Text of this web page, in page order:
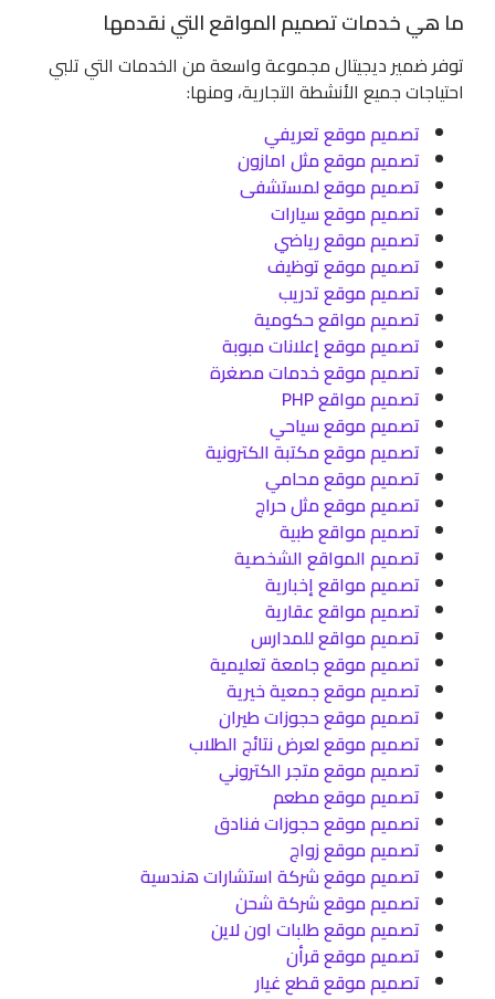
ما هي خدمات تصميم المواقع التي نقدمها
توفر ضمير ديجيتال مجموعة واسعة من الخدمات التي تلبي
احتياجات جميع الأنشطة التجارية، ومنها:
تصميم موقع تعريفي
تصميم موقع مثل امازون
تصميم موقع لمستشفى
تصميم موقع سيارات
تصميم موقع رياضي
تصميم موقع توظيف
تصميم موقع تدريب
تصميم مواقع حكومية
تصميم موقع إعلانات مبوبة
تصميم موقع خدمات مصغرة
تصميم مواقع PHP
تصميم موقع سياحي
تصميم موقع مكتبة الكترونية
تصميم موقع محامي
تصميم موقع مثل حراج
تصميم مواقع طبية
تصميم المواقع الشخصية
تصميم مواقع إخبارية
تصميم مواقع عقارية
تصميم مواقع للمدارس
تصميم موقع جامعة تعليمية
تصميم موقع جمعية خيرية
تصميم موقع حجوزات طيران
تصميم موقع لعرض نتائج الطلاب
تصميم موقع متجر الكتروني
تصميم موقع مطعم
تصميم موقع حجوزات فنادق
تصميم موقع زواج
تصميم موقع شركة استشارات هندسية
تصميم موقع شركة شحن
تصميم موقع طلبات اون لاين
تصميم موقع قرأن
تصميم موقع قطع غيار